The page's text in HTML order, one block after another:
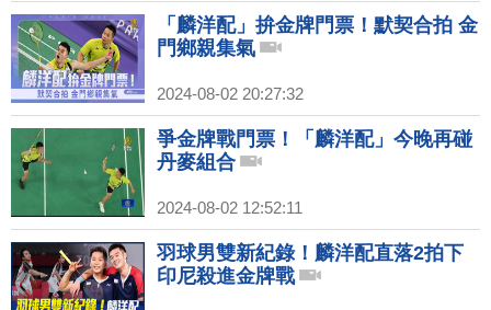
「麟洋配」拚金牌門票！默契合拍 金
門鄉親集氣
2024-08-02 20:27:32
爭金牌戰門票！「麟洋配」今晚再碰
丹麥組合
2024-08-02 12:52:11
羽球男雙新紀錄！麟洋配直落2拍下
印尼殺進金牌戰